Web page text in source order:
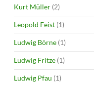
Kurt Müller (2)
Leopold Feist (1)
Ludwig Börne (1)
Ludwig Fritze (1)
Ludwig Pfau (1)